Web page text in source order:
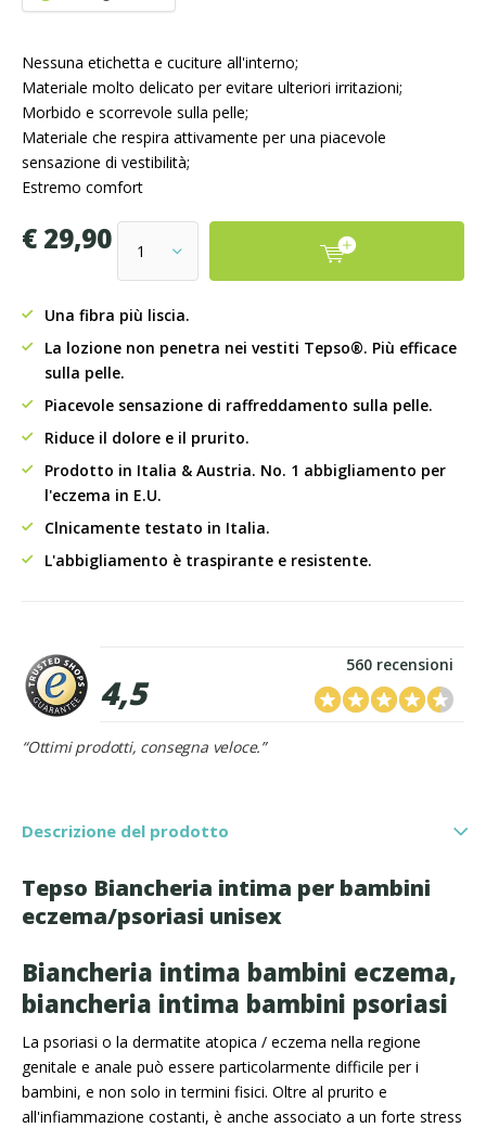
Nessuna etichetta e cuciture all'interno;
Materiale molto delicato per evitare ulteriori irritazioni;
Morbido e scorrevole sulla pelle;
Materiale che respira attivamente per una piacevole
sensazione di vestibilità;
Estremo comfort
€ 29,90
Una fibra più liscia.
La lozione non penetra nei vestiti Tepso®. Più efficace
sulla pelle.
Piacevole sensazione di raffreddamento sulla pelle.
Riduce il dolore e il prurito.
Prodotto in Italia & Austria. No. 1 abbigliamento per
l'eczema in E.U.
Clnicamente testato in Italia.
L'abbigliamento è traspirante e resistente.
4,5
560 recensioni
“Ottimi prodotti, consegna veloce.”
Descrizione del prodotto
Tepso Biancheria intima per bambini
eczema/psoriasi unisex
Biancheria intima bambini eczema,
biancheria intima bambini psoriasi
La psoriasi o la dermatite atopica / eczema nella regione
genitale e anale può essere particolarmente difficile per i
bambini, e non solo in termini fisici. Oltre al prurito e
all'infiammazione costanti, è anche associato a un forte stress